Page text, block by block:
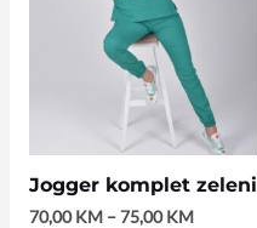
Jogger komplet zeleni
70,00KM–75,00KM